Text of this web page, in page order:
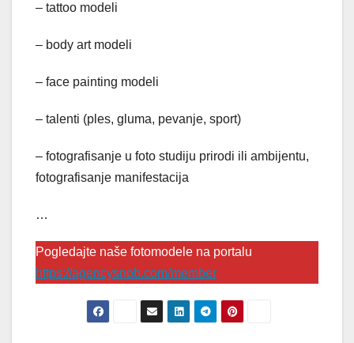
– tattoo modeli
– body art modeli
– face painting modeli
– talenti (ples, gluma, pevanje, sport)
– fotografisanje u foto studiju prirodi ili ambijentu,
fotografisanje manifestacija
…
Pogledajte naše fotomodele na portalu
https://agencysnob.com/member